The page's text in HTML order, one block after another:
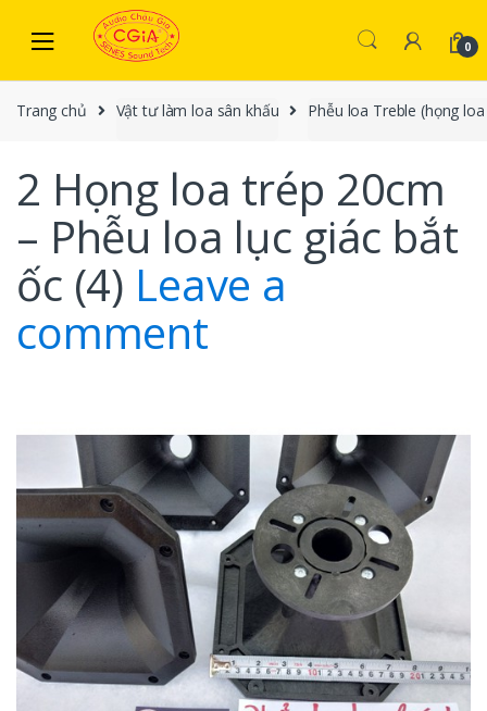
Skip to navigation
0
Trang chủ Vật tư làm loa sân khấu Phễu loa Treble (họng
2 Họng loa trép 20cm
– Phễu loa lục giác bắt
ốc (4) Leave a
comment